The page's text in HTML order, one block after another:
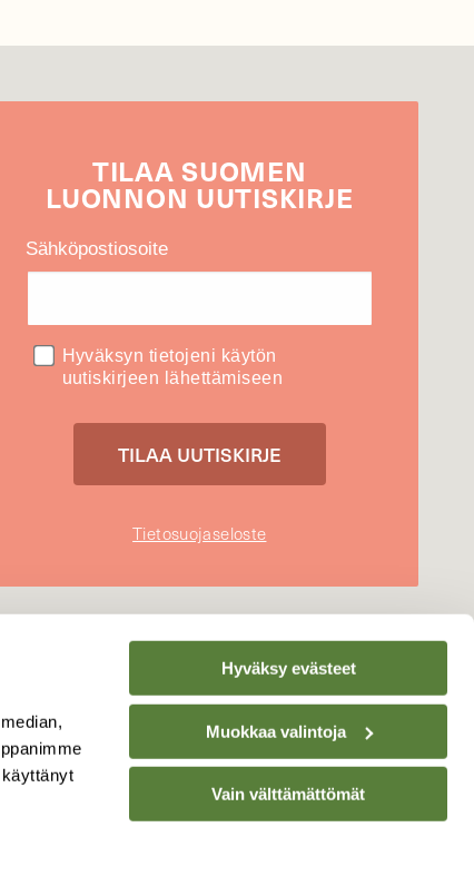
Hyväksy evästeet
Muokkaa valintoja
Vain välttämättömät
TILAASUOMEN
LUONNON UUTIS­KIRJE
Sähköpostiosoite
Hyväksyn tietojeni käytön
uutiskirjeen lähettämiseen
Tietosuojaseloste